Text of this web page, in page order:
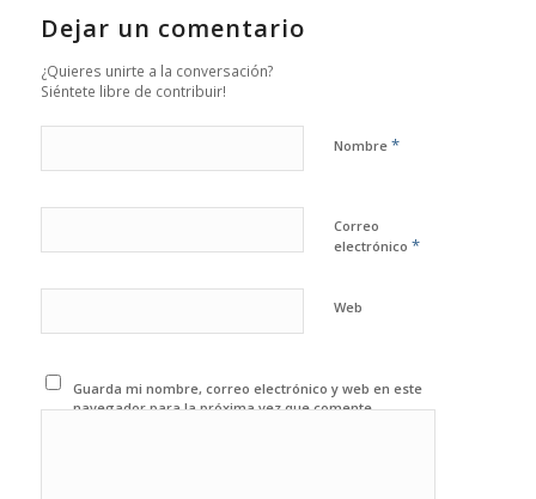
Dejar un comentario
¿Quieres unirte a la conversación?
Siéntete libre de contribuir!
Nombre *
Correo
electrónico *
Web
Guarda mi nombre, correo electrónico y web en este
navegador para la próxima vez que comente.